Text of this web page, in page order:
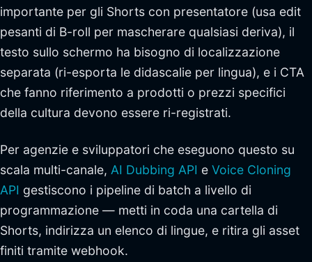
importante per gli Shorts con presentatore (usa edit
pesanti di B-roll per mascherare qualsiasi deriva), il
testo sullo schermo ha bisogno di localizzazione
separata (ri-esporta le didascalie per lingua), e i CTA
che fanno riferimento a prodotti o prezzi specifici
della cultura devono essere ri-registrati.
Per agenzie e sviluppatori che eseguono questo su
scala multi-canale, AI Dubbing API e Voice Cloning
API gestiscono i pipeline di batch a livello di
programmazione — metti in coda una cartella di
Shorts, indirizza un elenco di lingue, e ritira gli asset
finiti tramite webhook.